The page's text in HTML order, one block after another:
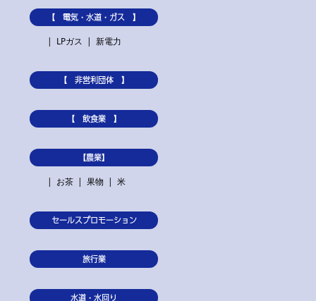
【 電気・水道・ガス 】
LPガス
新電力
【 非営利団体 】
【 飲食業 】
【農業】
お茶
果物 米
セールスプロモーション
旅行業
水道・水回り